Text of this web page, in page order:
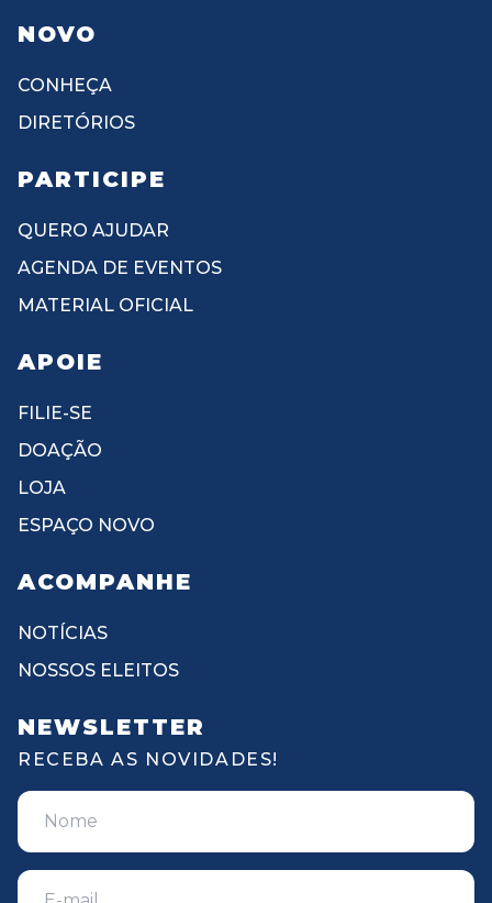
NOVO
CONHEÇA
DIRETÓRIOS
PARTICIPE
QUERO AJUDAR
AGENDA DE EVENTOS
MATERIAL OFICIAL
APOIE
FILIE-SE
DOAÇÃO
LOJA
ESPAÇO NOVO
ACOMPANHE
NOTÍCIAS
NOSSOS ELEITOS
NEWSLETTER
RECEBA AS NOVIDADES!